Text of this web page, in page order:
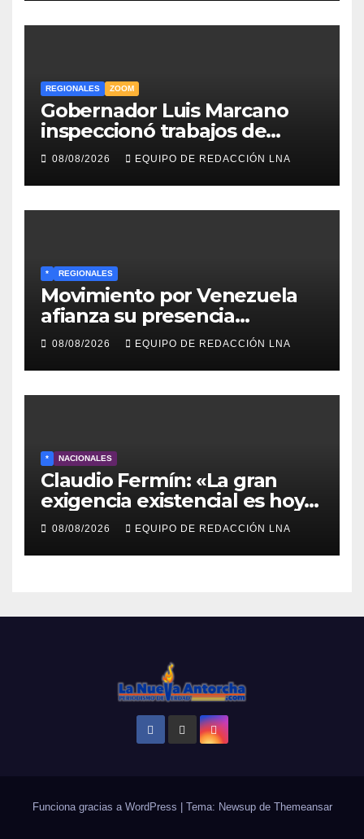
REGIONALES ZOOM
Gobernador Luis Marcano
inspeccionó trabajos de
rehabilitación en al Av.
Intercomunal
08/08/2026 EQUIPO DE REDACCIÓN LNA
* REGIONALES
Movimiento por Venezuela
afianza su presencia
comunitaria en La Ponderosa
y otras comunidades de
Anzoátegui
08/08/2026 EQUIPO DE REDACCIÓN LNA
* NACIONALES
Claudio Fermín: «La gran
exigencia existencial es hoy
la defensa de la soberanía»
08/08/2026 EQUIPO DE REDACCIÓN LNA
Funciona gracias a WordPress Tema: Newsup de Themeansar